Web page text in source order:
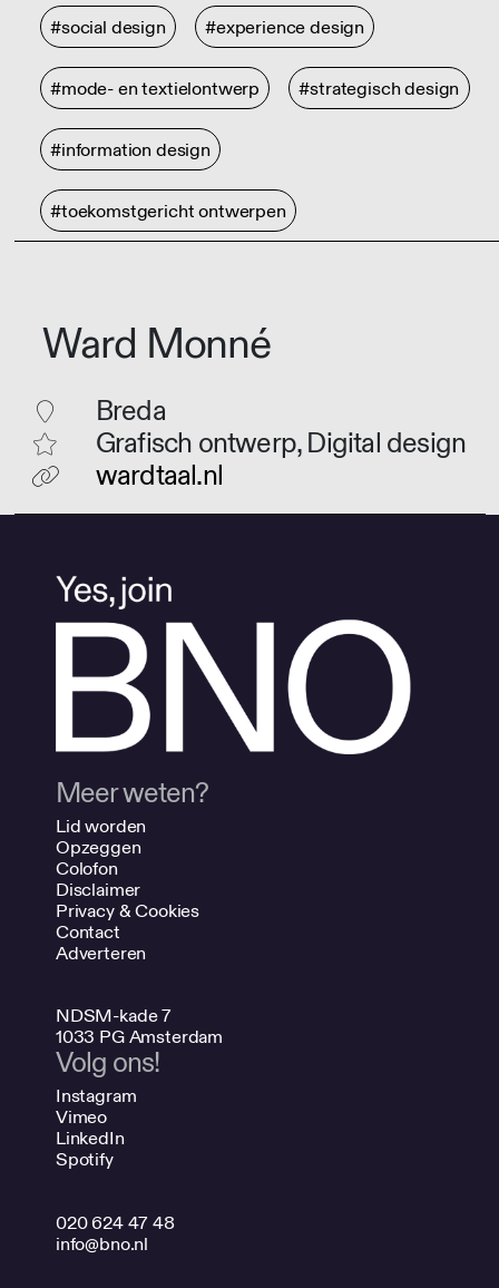
#social design #experience design
#mode- en textielontwerp #strategisch design
#information design
#toekomstgericht ontwerpen
Ward Monné
Breda
Grafisch ontwerp, Digital design
wardtaal.nl
Meer weten?
Lid worden
Opzeggen
Colofon
Disclaimer
Privacy & Cookies
Contact
Adverteren
NDSM-kade 7
1033 PG Amsterdam
Volg ons!
Instagram
Vimeo
LinkedIn
Spotify
020 624 47 48
info@bno.nl